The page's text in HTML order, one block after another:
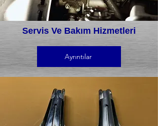
Servis Ve Bakım Hizmetleri
Ayrıntılar